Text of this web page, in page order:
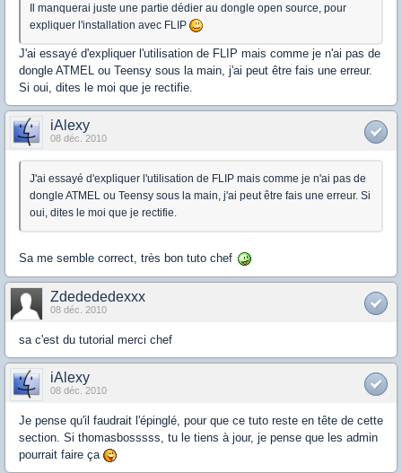
Il manquerai juste une partie dédier au dongle open source, pour
expliquer l'installation avec FLIP
J'ai essayé d'expliquer l'utilisation de FLIP mais comme je n'ai pas de
dongle ATMEL ou Teensy sous la main, j'ai peut être fais une erreur.
Si oui, dites le moi que je rectifie.
iAlexy
08 déc. 2010
J'ai essayé d'expliquer l'utilisation de FLIP mais comme je n'ai pas de
dongle ATMEL ou Teensy sous la main, j'ai peut être fais une erreur. Si
oui, dites le moi que je rectifie.
Sa me semble correct, très bon tuto chef
Zdedededexxx
08 déc. 2010
sa c'est du tutorial merci chef
iAlexy
08 déc. 2010
Je pense qu'il faudrait l'épinglé, pour que ce tuto reste en tête de cette
section. Si thomasbosssss, tu le tiens à jour, je pense que les admin
pourrait faire ça